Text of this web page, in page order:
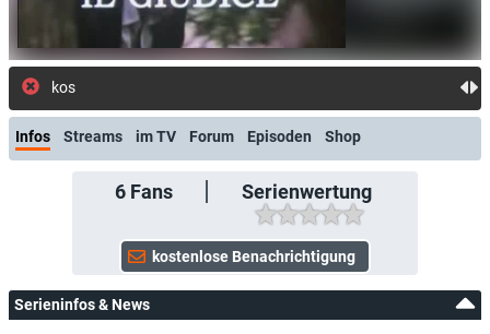
kostenlose E
Infos Streams im TV Forum Episoden Shop
6Fans Serienwertung
Serieninfos & News